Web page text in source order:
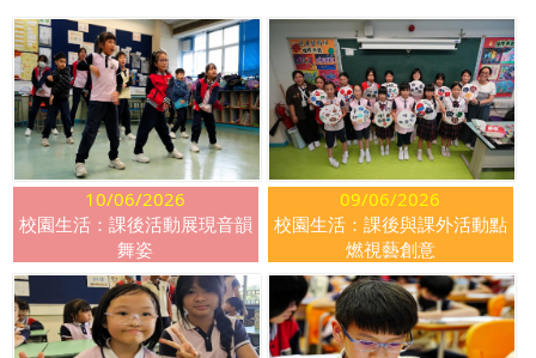
10/06/2026
校園生活：課後活動展現音韻
舞姿
09/06/2026
校園生活：課後與課外活動點
燃視藝創意